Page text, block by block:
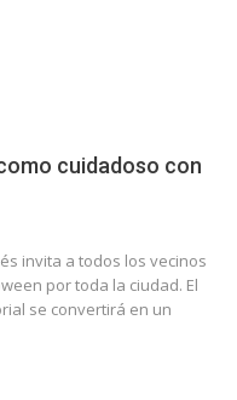
cuidadoso con
invita a todos los vecinos
por toda la ciudad. El
se convertirá en un